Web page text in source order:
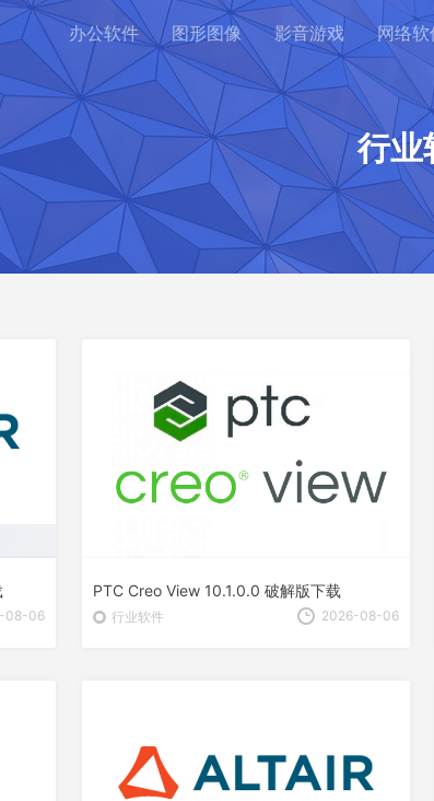
办公软件 图形图像 影音游戏 网络软
行业
08-06
PTC Creo View 10.1.0.0 破解版下载
行业软件 2026-08-06